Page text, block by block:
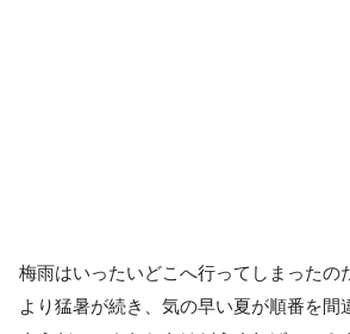
梅雨はいったいどこへ行ってしまったの
より猛暑が続き、気の早い夏が順番を間